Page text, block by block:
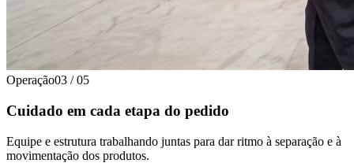
Operação03 / 05
Cuidado em cada etapa do pedido
Equipe e estrutura trabalhando juntas para dar ritmo à separação e à
movimentação dos produtos.